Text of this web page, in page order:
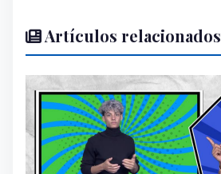
Artículos relacionados